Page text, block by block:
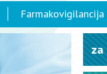
Farmakovigilancija
za